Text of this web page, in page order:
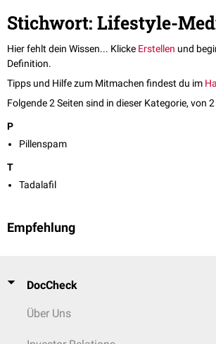
Stichwort: Lifestyle-
Hier fehlt dein Wissen... Klicke Erstellen und
Definition.
Tipps und Hilfe zum Mitmachen findest du im
Folgende 2 Seiten sind in dieser Kategorie, von
P
Pillenspam
T
Tadalafil
Empfehlung
DocCheck
Über Uns